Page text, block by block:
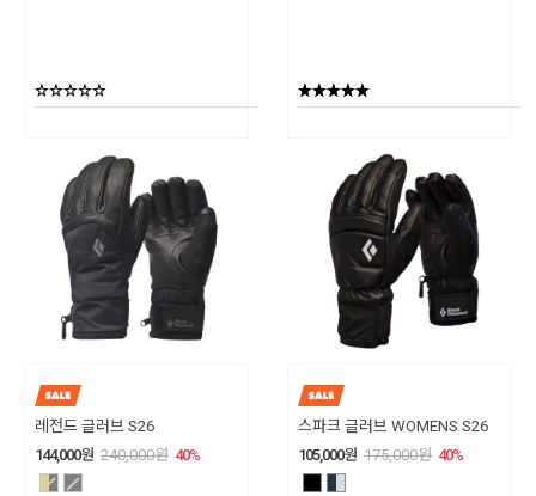
레전드 글러브 S26
144,000원 240,000원 40%
스파크 글러브 WOMENS S26
105,000원 175,000원 40%